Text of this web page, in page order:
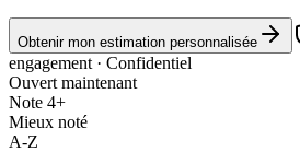
Obtenir mon estimation personnalisée
engagement · Confidentiel
Ouvert maintenant
Note 4+
Mieux noté
A-Z